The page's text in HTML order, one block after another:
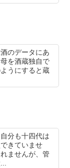
のデータにあ
を酒蔵独自で
うにすると蔵
分も十四代は
きていませ
ませんが、管